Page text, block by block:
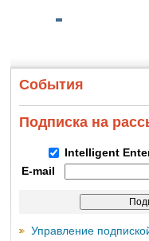
События
Подписка на
Intelligent
E-mail
Управление